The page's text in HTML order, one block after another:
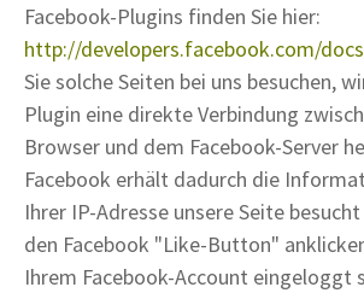
Facebook-Plugins finden Sie hier:
http://developers.facebook.com/
Sie solche Seiten bei uns besuchen,
Plugin eine direkte Verbindung
Browser und dem Facebook-Server
Facebook erhält dadurch die
Ihrer IP-Adresse unsere Seite besucht
den Facebook "Like-Button"
Ihrem Facebook-Account eingeloggt